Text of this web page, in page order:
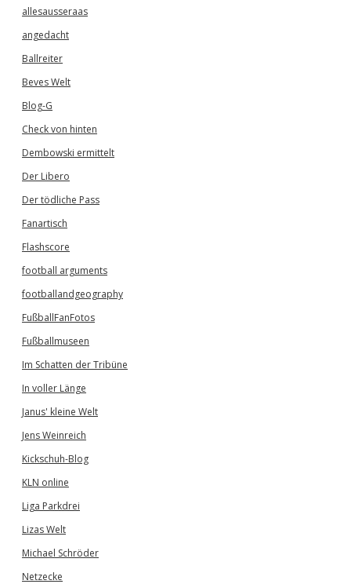
allesausseraas
angedacht
Ballreiter
Beves Welt
Blog-G
Check von hinten
Dembowski ermittelt
Der Libero
Der tödliche Pass
Fanartisch
Flashscore
football arguments
footballandgeography
FußballFanFotos
Fußballmuseen
Im Schatten der Tribüne
In voller Länge
Janus' kleine Welt
Jens Weinreich
Kickschuh-Blog
KLN online
Liga Parkdrei
Lizas Welt
Michael Schröder
Netzecke